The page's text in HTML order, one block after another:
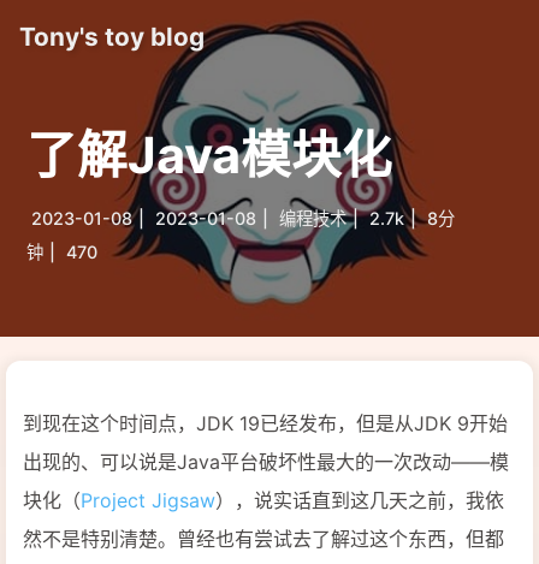
Tony's toy blog
了解Java模块化
2023-01-08 2023-01-08 编程技术 | 2.7k | 8分
钟
470
到现在这个时间点，JDK 19已经发布，但是从JDK 9开始
出现的、可以说是Java平台破坏性最大的一次改动——模
块化（Project Jigsaw），说实话直到这几天之前，我依
然不是特别清楚。曾经也有尝试去了解过这个东西，但都